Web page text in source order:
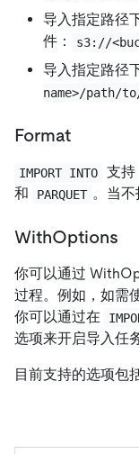
导入指定路径
件：
s3://
导入指定路径
name>/path/
Format
IMPORT INTO 支持
和 PARQUET 。当
WithOptions
你可以通过
过程。例如，如需
你可以通过在
选项来开启导入任
目前支持的选项包